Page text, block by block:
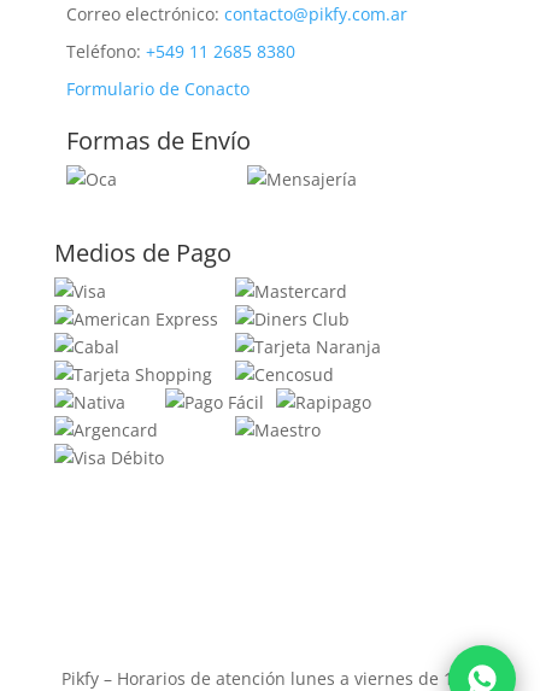
Correo electrónico: contacto@pikfy.com.ar
Teléfono: +549 11 2685 8380
Formulario de Conacto
Formas de Envío
Medios de Pago
Pikfy – Horarios de atención lunes a viernes de 11 a